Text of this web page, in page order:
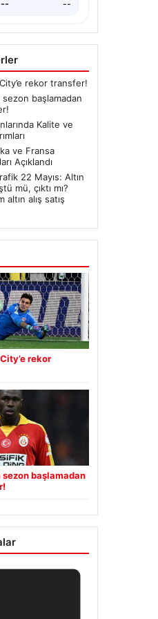
-- --
City’e rekor transfer!
sezon başlamadan
Kalite ve
ve Fransa
Açıklandı
22 Mayıs: Altın
mü, çıktı mı?
alış satış
rekor
sezon başlamadan